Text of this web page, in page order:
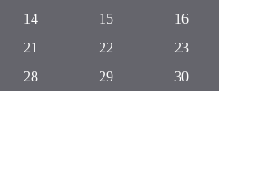
14 15
16
21 22
23
28 29
30